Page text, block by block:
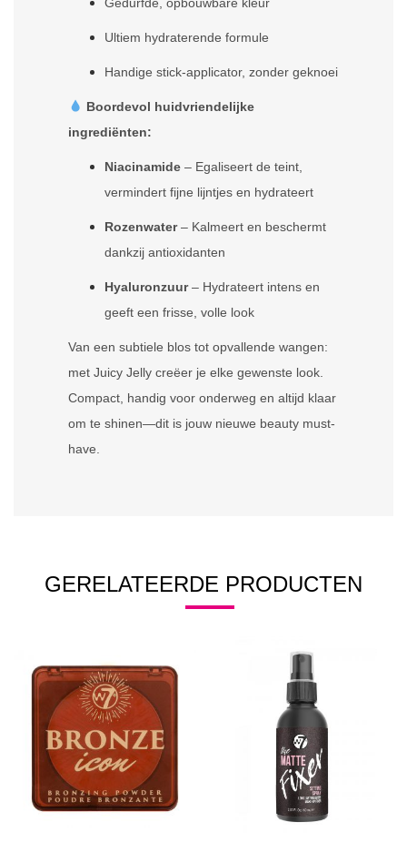
Ultiem hydraterende formule
Handige stick-applicator, zonder geknoei
Boordevol huidvriendelijke
ingrediënten:
Niacinamide – Egaliseert de teint,
vermindert fijne lijntjes en hydrateert
Rozenwater– Kalmeert en beschermt
dankzij antioxidanten
Hyaluronzuur– Hydrateert intens en
geeft een frisse, volle look
Van een subtiele blos tot opvallende wangen:
met Juicy Jelly creëer je elke gewenste look.
Compact, handig voor onderweg en altijd klaar
om te shinen—dit is jouw nieuwe beauty must-
have.
GERELATEERDE PRODUCTEN